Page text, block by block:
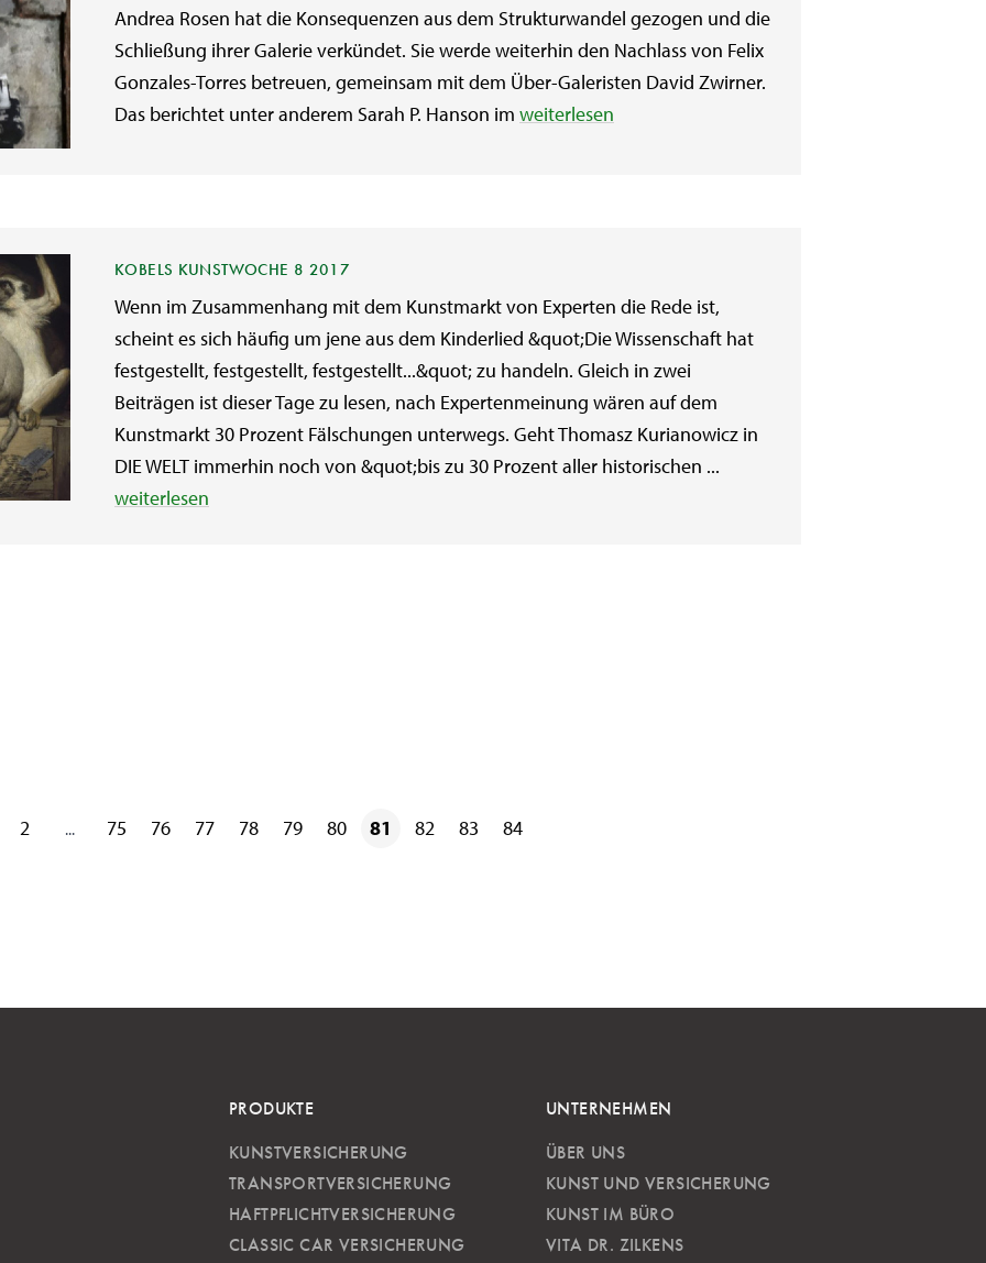
Andrea Rosen hat die Konsequenzen aus dem Strukturwandel gezogen und die
Schließung ihrer Galerie verkündet. Sie werde weiterhin den Nachlass von Felix
Gonzales-Torres betreuen, gemeinsam mit dem Über-Galeristen David Zwirner.
Das berichtet unter anderem Sarah P. Hanson im weiterlesen
KOBELS KUNSTWOCHE 8 2017
Wenn im Zusammenhang mit dem Kunstmarkt von Experten die Rede ist,
scheint es sich häufig um jene aus dem Kinderlied &quot;Die Wissenschaft hat
festgestellt, festgestellt, festgestellt...&quot; zu handeln. Gleich in zwei
Beiträgen ist dieser Tage zu lesen, nach Expertenmeinung wären auf dem
Kunstmarkt 30 Prozent Fälschungen unterwegs. Geht Thomasz Kurianowicz in
DIE WELT immerhin noch von &quot;bis zu 30 Prozent aller historischen ...
weiterlesen
2 ... 75 76 77 78 79 80 81 82 83 84
PRODUKTE
KUNSTVERSICHERUNG
TRANSPORTVERSICHERUNG
HAFTPFLICHTVERSICHERUNG
CLASSIC CAR VERSICHERUNG
UNTERNEHMEN
ÜBER UNS
KUNST UND VERSICHERUNG
KUNST IM BÜRO
VITA DR. ZILKENS